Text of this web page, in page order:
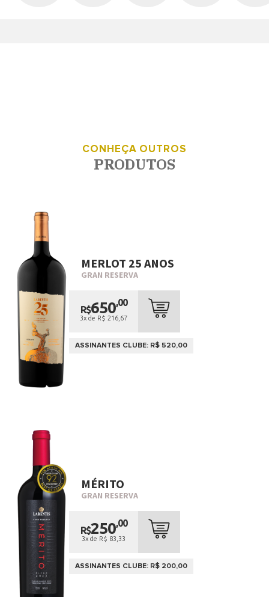
CONHEÇA OUTROS
PRODUTOS
MERLOT 25 ANOS
GRAN RESERVA
R$650,00
3x de R$ 216,67
COMPRAR
AGORA
ASSINANTES CLUBE: R$ 520,00
MÉRITO
GRAN RESERVA
R$250,00
3x de R$ 83,33
ASSINANTES CLUBE: R$ 200,00